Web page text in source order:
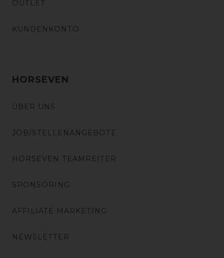
OUTLET
KUNDENKONTO
HORSEVEN
ÜBER UNS
JOB/STELLENANGEBOTE
HORSEVEN TEAMREITER
SPONSORING
AFFILIATE MARKETING
NEWSLETTER